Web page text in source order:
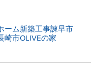
ーム新築工事諫早市
崎市OLIVEの家